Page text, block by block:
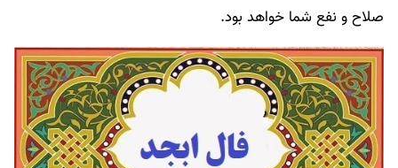
صلاح و نفع شما خواهد بود.